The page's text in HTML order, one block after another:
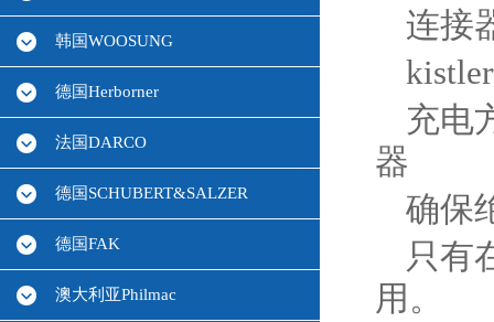
韩国WOOSUNG
德国Herborner
法国DARCO
德国SCHUBERT&SALZER
德国FAK
澳大利亚Philmac
连接
充电
器
确保
只有
用。